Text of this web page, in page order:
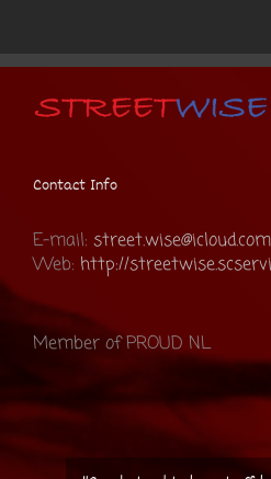
Contact Info
E-mail: street.wise@icloud.com
Web: http://
Member of PROUD NL